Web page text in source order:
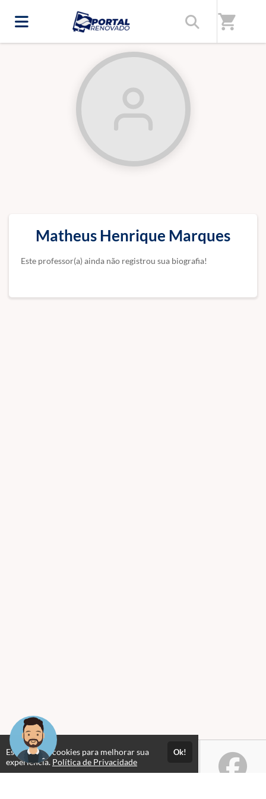
shopping_cart
Matheus Henrique Marques
Este professor(a) ainda não registrou sua biografia!
Este site usa cookies para melhorar sua
experiência. Política de Privacidade
Ok!